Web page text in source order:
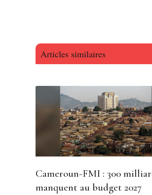
Articles similaires
Cameroun-FMI : 300
manquent au budget 2027